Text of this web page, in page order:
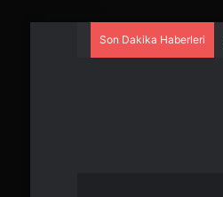
Son Dakika Haberleri